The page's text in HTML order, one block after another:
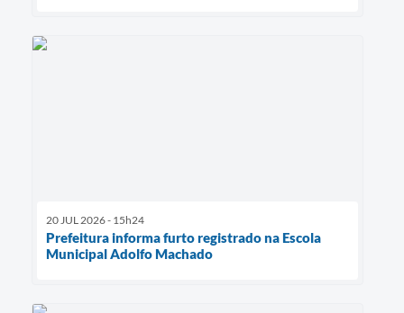
20 JUL 2026 - 15h24
Prefeitura informa furto registrado na Escola
Municipal Adolfo Machado